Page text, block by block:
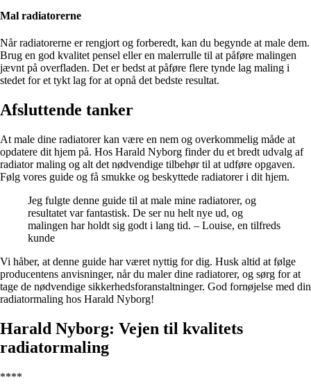
Mal radiatorerne
Når radiatorerne er rengjort og forberedt, kan du begynde at male dem.
Brug en god kvalitet pensel eller en malerrulle til at påføre malingen
jævnt på overfladen. Det er bedst at påføre flere tynde lag maling i
stedet for et tykt lag for at opnå det bedste resultat.
Afsluttende tanker
At male dine radiatorer kan være en nem og overkommelig måde at
opdatere dit hjem på. Hos Harald Nyborg finder du et bredt udvalg af
radiator maling og alt det nødvendige tilbehør til at udføre opgaven.
Følg vores guide og få smukke og beskyttede radiatorer i dit hjem.
Jeg fulgte denne guide til at male mine radiatorer, og
resultatet var fantastisk. De ser nu helt nye ud, og
malingen har holdt sig godt i lang tid. – Louise, en tilfreds
kunde
Vi håber, at denne guide har været nyttig for dig. Husk altid at følge
producentens anvisninger, når du maler dine radiatorer, og sørg for at
tage de nødvendige sikkerhedsforanstaltninger. God fornøjelse med din
radiatormaling hos Harald Nyborg!
Harald Nyborg: Vejen til kvalitets
radiatormaling
****